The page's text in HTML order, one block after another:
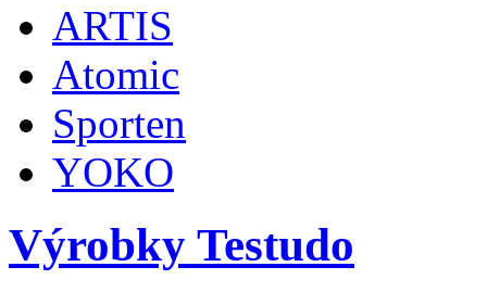
ARTIS
Atomic
Sporten
YOKO
Výrobky Testudo